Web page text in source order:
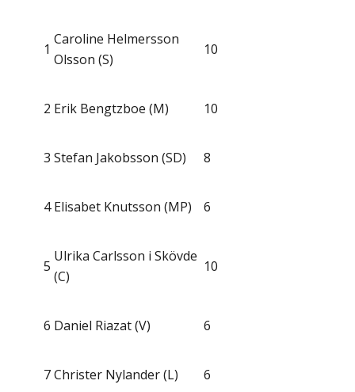
1
Caroline Helmersson
Olsson (S)
10
2 Erik Bengtzboe (M) 10
3 Stefan Jakobsson (SD) 8
4 Elisabet Knutsson (MP) 6
5
Ulrika Carlsson i Skövde
(C)
10
6 Daniel Riazat (V) 6
7Christer Nylander (L) 6